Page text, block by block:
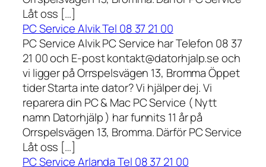
Låt oss […]
PC Service Alvik Tel 08 37 21 00
PC Service Alvik PC Service har Telefon 08 37
21 00 och E-post kontakt@datorhjalp.se och
vi ligger på Orrspelsvägen 13, Bromma Öppet
tider Starta inte dator? Vi hjälper dej. Vi
reparera din PC & Mac PC Service ( Nytt
namn Datorhjälp ) har funnits 11 år på
Orrspelsvägen 13, Bromma. Därför PC Service
Låt oss […]
PC Service Arlanda Tel 08 37 21 00